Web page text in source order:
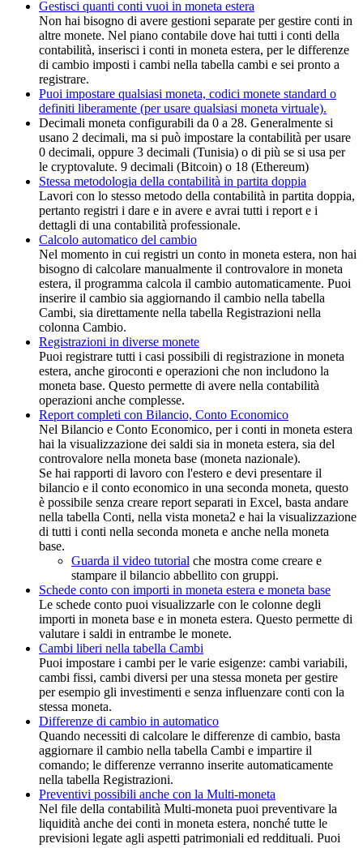
Gestisci quanti conti vuoi in moneta estera
Non hai bisogno di avere gestioni separate per gestire conti in
altre monete. Nel piano contabile dove hai tutti i conti della
contabilità, inserisci i conti in moneta estera, per le differenze
di cambio imposti i cambi nella tabella cambi e sei pronto a
registrare.
Puoi impostare qualsiasi moneta, codici monete standard o
definiti liberamente (per usare qualsiasi moneta virtuale).
Decimali moneta configurabili da 0 a 28. Generalmente si
usano 2 decimali, ma si può impostare la contabilità per usare
0 decimali, oppure 3 decimali (Tunisia) o di più se si usa per
le cryptovalute. 9 decimali (Bitcoin) o 18 (Ethereum)
Stessa metodologia della contabilità in partita doppia
Lavori con lo stesso metodo della contabilità in partita doppia,
pertanto registri i dare e in avere e avrai tutti i report e i
dettagli di una contabilità professionale.
Calcolo automatico del cambio
Nel momento in cui registri un conto in moneta estera, non hai
bisogno di calcolare manualmente il controvalore in moneta
estera, il programma calcola il cambio automaticamente. Puoi
inserire il cambio sia aggiornando il cambio nella tabella
Cambi, sia direttamente nella tabella Registrazioni nella
colonna Cambio.
Registrazioni in diverse monete
Puoi registrare tutti i casi possibili di registrazione in moneta
estera, anche giroconti e operazioni che non includono la
moneta base. Questo permette di avere nella contabilità
operazioni anche complesse.
Report completi con Bilancio, Conto Economico
Nel Bilancio e Conto Economico, per i conti in moneta estera
hai la visualizzazione dei saldi sia in moneta estera, sia del
controvalore nella moneta base (moneta nazionale).
Se hai rapporti di lavoro con l'estero e devi presentare il
bilancio e il conto economico in una seconda moneta, questo
è possibile senza creare report separati in Excel, basta andare
nella tabella Conti, nella vista moneta2 e hai la visualizzazione
di tutti i conti nella seconda moneta e anche nella moneta
base.
Guarda il video tutorial che mostra come creare e
stampare il bilancio abbellito con gruppi.
Schede conto con importi in moneta estera e moneta base
Le schede conto puoi visualizzarle con le colonne degli
importi in moneta base e in moneta estera. Questo permette di
valutare i saldi in entrambe le monete.
Cambi liberi nella tabella Cambi
Puoi impostare i cambi per le varie esigenze: cambi variabili,
cambi fissi, cambi diversi per una stessa moneta per gestire
per esempio gli investimenti e senza influenzare conti con la
stessa moneta.
Differenze di cambio in automatico
Quando necessiti di calcolare le differenze di cambio, basta
aggiornare il cambio nella tabella Cambi e impartire il
comando; le differenze verranno inserite automaticamente
nella tabella Registrazioni.
Preventivi possibili anche con la Multi-moneta
Nel file della contabilità Multi-moneta puoi preventivare la
liquidità anche dei conti in moneta estera, nonché tutte le
previsioni legate agli aspetti patrimoniali ed reddituali. Puoi